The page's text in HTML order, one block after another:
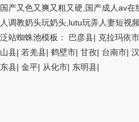
国产又色又爽又粗又硬,国产成人av
人调教奶头玩奶头,lutu玩弄人妻短视
泛站蜘蛛池模板： 巴彦县| 克拉玛依市
山县| 若羌县| 鹤壁市| 甘孜| 台南市|
东县| 金平| 从化市| 东明县|